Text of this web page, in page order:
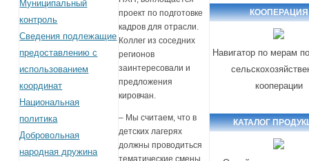
Муниципальный
контроль
Сведения подлежащие
предоставлению с
использованием
координат
Национальная
политика
Добровольная
народная дружина
проект по подготовке
кадров для отрасли.
Коллег из соседних
регионов
заинтересовали и
предложения
кировчан.
– Мы считаем, что в
детских лагерях
должны проводиться
КООПЕРАЦИЯ
Навигатор по мерам
кооперации
КАТАЛОГ